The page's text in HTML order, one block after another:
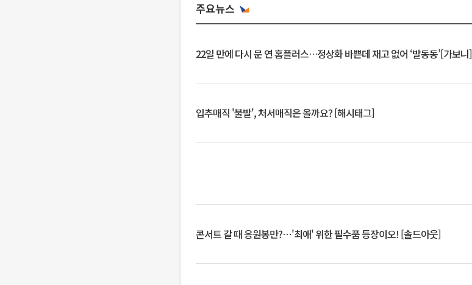
주요뉴스
22일 만에 다시 문 연 홈플러스…정상화 바쁜데 재고 없어 ‘발동동’[가보니]
입추매직 '불발', 처서매직은 올까요? [해시태그]
콘서트 갈 때 응원봉만?⋯'최애' 위한 필수품 등장이오! [솔드아웃]